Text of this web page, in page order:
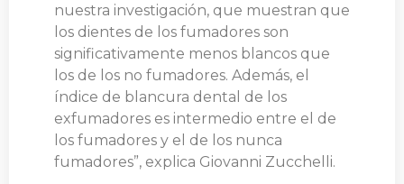
nuestra investigación, que muestran que
los dientes de los fumadores son
significativamente menos blancos que
los de los no fumadores. Además, el
índice de blancura dental de los
exfumadores es intermedio entre el de
los fumadores y el de los nunca
fumadores”, explica Giovanni Zucchelli.